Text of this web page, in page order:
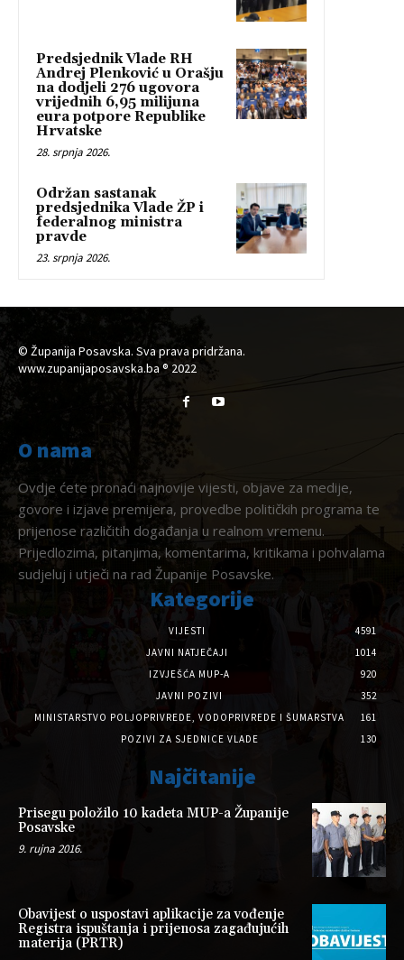
Predsjednik Vlade RH
Andrej Plenković u Orašju
na dodjeli 276 ugovora
vrijednih 6,95 milijuna
eura potpore Republike
Hrvatske
28. srpnja 2026.
Održan sastanak
predsjednika Vlade ŽP i
federalnog ministra
pravde
23. srpnja 2026.
© Županija Posavska. Sva prava pridržana.
www.zupanijaposavska.ba ® 2022
O nama
Ovdje ćete pronaći najnovije vijesti, objave za medije,
govore i izjave premijera, provedbe političkih programa te
prijenose različitih događanja u realnom vremenu.
Prijedlozima, pitanjima, komentarima, kritikama i pohvalama
sudjeluj i utječi na rad Županije Posavske.
Kategorije
VIJESTI
4591
JAVNI NATJEČAJI
1014
IZVJEŠĆA MUP-A
920
JAVNI POZIVI
352
MINISTARSTVO POLJOPRIVREDE, VODOPRIVREDE I ŠUMARSTVA
161
POZIVI ZA SJEDNICE VLADE
130
Najčitanije
Prisegu položilo 10 kadeta MUP-a Županije
Posavske
9. rujna 2016.
Obavijest o uspostavi aplikacije za vođenje
Registra ispuštanja i prijenosa zagađujućih
materija (PRTR)